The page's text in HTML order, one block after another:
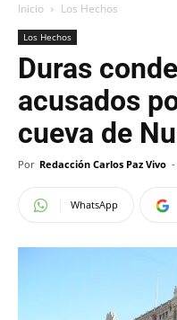
Inicio Los Hechos
Los Hechos
Duras
acusados
cueva de
Por Redacción Carlos Paz Vivo -
WhatsApp